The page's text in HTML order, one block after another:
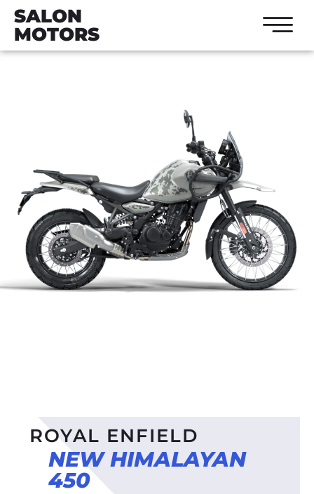
SALON
MOTORS
ROYAL ENFIELD
NEW HIMALAYAN
450